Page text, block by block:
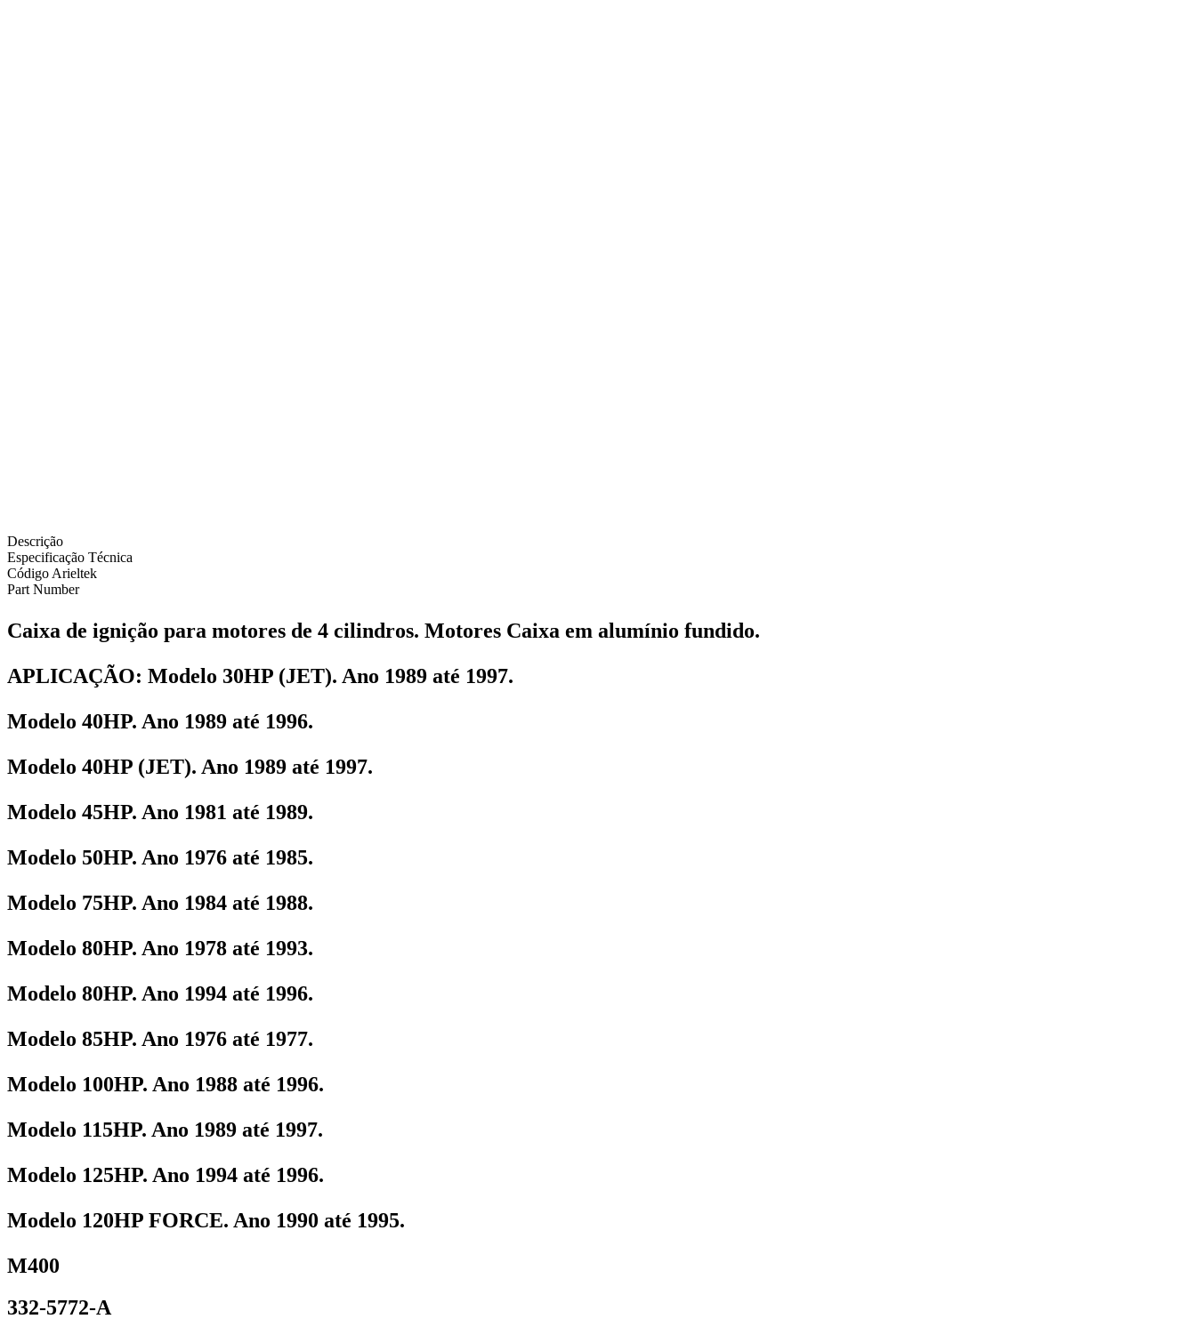
Descrição
Especificação Técnica
Código Arieltek
Part Number
Caixa de ignição para motores de 4 cilindros. Motores Caixa em alumínio fundido.
APLICAÇÃO: Modelo 30HP (JET). Ano 1989 até 1997.
Modelo 40HP. Ano 1989 até 1996.
Modelo 40HP (JET). Ano 1989 até 1997.
Modelo 45HP. Ano 1981 até 1989.
Modelo 50HP. Ano 1976 até 1985.
Modelo 75HP. Ano 1984 até 1988.
Modelo 80HP. Ano 1978 até 1993.
Modelo 80HP. Ano 1994 até 1996.
Modelo 85HP. Ano 1976 até 1977.
Modelo 100HP. Ano 1988 até 1996.
Modelo 115HP. Ano 1989 até 1997.
Modelo 125HP. Ano 1994 até 1996.
Modelo 120HP FORCE. Ano 1990 até 1995.
M400
332-5772-A